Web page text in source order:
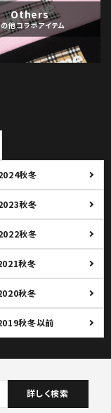
Others
他コラボアイテム
秋冬
秋冬
秋冬
秋冬
秋冬
秋冬以前
詳しく検索